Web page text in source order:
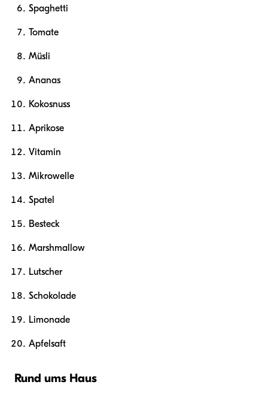
Spaghetti
Tomate
Müsli
Ananas
Kokosnuss
Aprikose
Vitamin
Mikrowelle
Spatel
Besteck
Marshmallow
Lutscher
Schokolade
Limonade
Apfelsaft
Rund ums Haus